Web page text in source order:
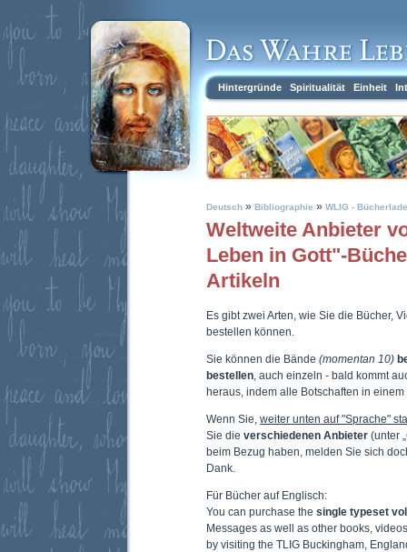
Hintergründe Spiritualität Einheit
Deutsch » Bibliographie » WLIG -
Weltweite Anbieter
Leben in Gott"-
Artikeln
Es gibt zwei Arten, wie Sie die Bücher,
bestellen können.
Sie können die Bände (momentan 10)
bestellen , auch einzeln - bald kommt
heraus, indem alle Botschaften in
Wenn Sie, weiter unten auf "Sprache"
Sie die verschiedenen Anbieter (unter
beim Bezug haben, melden Sie sich
Dank.
Für Bücher auf Englisch:
You can purchase the single typeset
Messages as well as other books,
by visiting the TLIG Buckingham,